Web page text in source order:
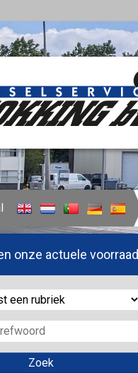
onze actuele voorraad